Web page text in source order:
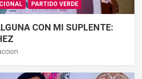
PARTIDO VERDE
CON MI SUPLENTE: